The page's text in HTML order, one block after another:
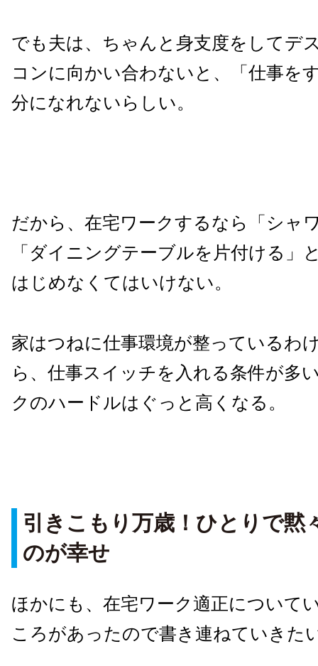
でも夫は、ちゃんと身支度をしてデ
コンに向かい合わないと、「仕事を
分になれないらしい。
だから、在宅ワークするなら「シャ
「ダイニングテーブルを片付ける」
はじめなくてはいけない。
家はつねに仕事環境が整っているわ
ら、仕事スイッチを入れる条件が多
クのハードルはぐっと高くなる。
引きこもり万歳！ひとりで黙
のが幸せ
ほかにも、在宅ワーク適正について
ころがあったので書き連ねていきた